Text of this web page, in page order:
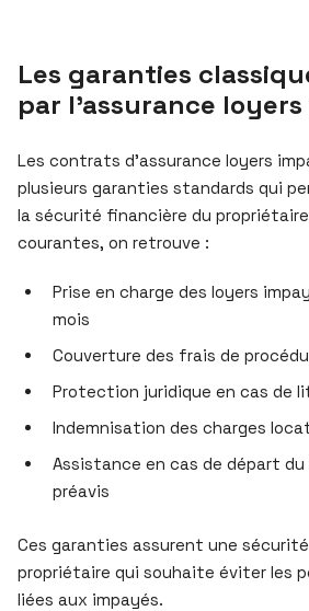
Les garanties
par l’assurance
Les contrats d’assurance loyers
plusieurs garanties standards qui
la sécurité financière du
courantes, on retrouve :
Prise en charge des loyers
mois
Couverture des frais de
Protection juridique en cas de
Indemnisation des charges
Assistance en cas de départ
préavis
Ces garanties assurent une
propriétaire qui souhaite éviter les
liées aux impayés.